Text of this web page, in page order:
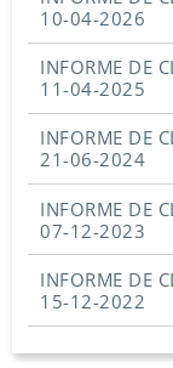
10-04-2026
INFORME DE
11-04-2025
INFORME DE
21-06-2024
INFORME DE
07-12-2023
INFORME DE
15-12-2022